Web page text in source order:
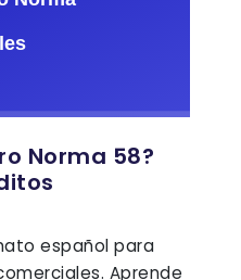
Norma 58?
español para
Aprende